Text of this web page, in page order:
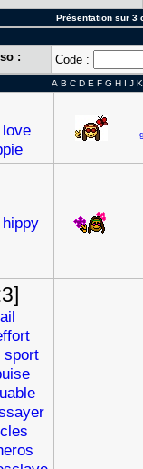
Présentation sur 3
: Code :
A B C D E F G H I J K
love
hippy
sport